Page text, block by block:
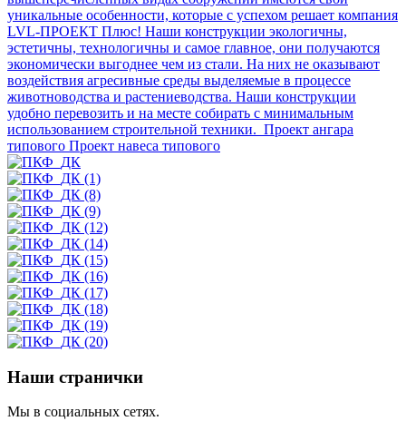
Наши странички
Мы в социальных сетях.